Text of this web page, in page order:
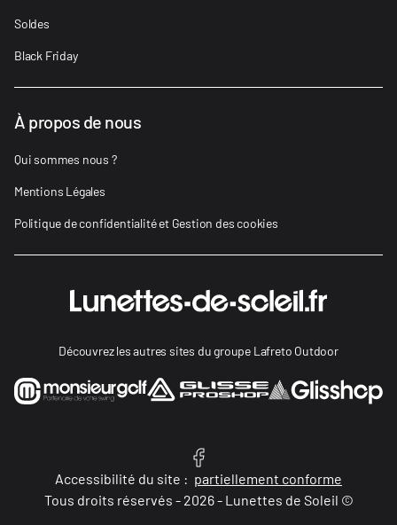
Soldes
Black Friday
À propos de nous
Qui sommes nous ?
Mentions Légales
Politique de confidentialité et Gestion des cookies
Découvrez les autres sites du groupe Lafreto Outdoor
Accessibilité du site : partiellement conforme
Tous droits réservés - 2026 - Lunettes de Soleil ©